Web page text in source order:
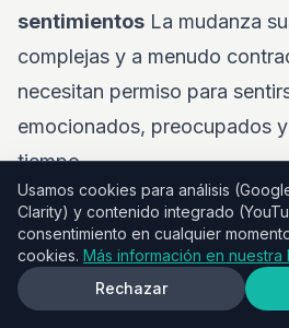
sentimientos La mudanza
complejas y a menudo
necesitan permiso para
emocionados, preocupados
tiempo.
Frases para validar:
"Tiene todo el sentido sentir
nuestra casa Y emoción por
"Echar de menos tu cuarto
Usamos cookies para análisis
Clarity) y contenido integrado
consentimiento en cualquier
cookies. Más información en
Rechazar